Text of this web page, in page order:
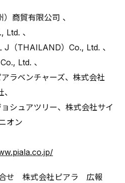
商貿有限公司 、
Ltd. 、
）Co., Ltd. 、
Ltd. 、
チャーズ、株式会社
ツリー、株式会社サイ
オン
合せ 株式会社ピアラ 広報